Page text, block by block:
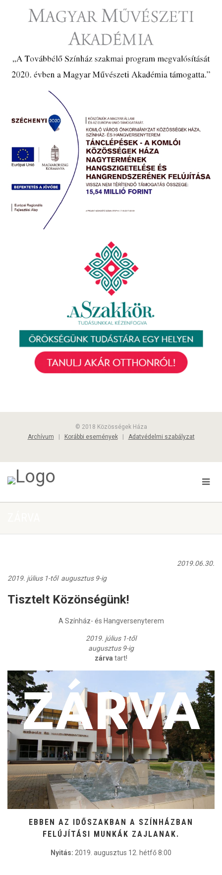
© 2018 Közösségek Háza
Archívum
Korábbi események| Adatvédelmi szabályzat
2019.06.30.
2019. július 1-től augusztus 9-ig
Tisztelt Közönségünk!
A Színház- és Hangversenyterem
2019. július 1-től
augusztus 9-ig
zárva tart!
EBBEN AZ IDŐSZAKBAN A SZÍNHÁZBAN
FELÚJÍTÁSI MUNKÁK ZAJLANAK.
Nyitás: 2019. augusztus 12. hétfő 8:00